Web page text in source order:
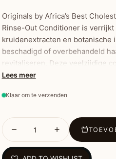
Originals by Africa’s Best
Rinse-Out Conditioner is
kruidenextracten en botanische
beschadigd of overbehandeld
revitaliseren. Deze veelzijdige
verzacht zowel natuurlijk als
gebruikt.
Belangrijkste
Herstelt en revitaliseert
Lees meer
Klaar om te verzenden